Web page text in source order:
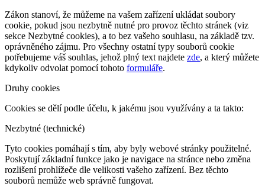
Zákon stanoví, že můžeme na vašem zařízení ukládat soubory
cookie, pokud jsou nezbytně nutné pro provoz těchto stránek (viz
sekce Nezbytné cookies), a to bez vašeho souhlasu, na základě tzv.
oprávněného zájmu. Pro všechny ostatní typy souborů cookie
potřebujeme váš souhlas, jehož plný text najdete zde, a který můžete
kdykoliv odvolat pomocí tohoto formuláře.
Druhy cookies
Cookies se dělí podle účelu, k jakému jsou využívány a ta takto:
Nezbytné (technické)
Tyto cookies pomáhají s tím, aby byly webové stránky použitelné.
Poskytují základní funkce jako je navigace na stránce nebo změna
rozlišení prohlížeče dle velikosti vašeho zařízení. Bez těchto
souborů nemůže web správně fungovat.